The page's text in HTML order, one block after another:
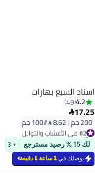
اسناد السبع بهارات
4.2
49
17.25
200 جم | #2 في الأعشاب والتوابل
تم بيع +90 مؤخرًا
#2 في الأعشاب والتوابللك 15 % رصيد مسترجع + 3
يوصلك في 1 ساعة 1 دقيقة